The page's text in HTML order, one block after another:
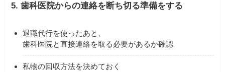
5. 歯科医院からの連絡を断ち切る準備をする
退職代行を使ったあと、
歯科医院と直接連絡を取る必要があるか確認
私物の回収方法を決めておく